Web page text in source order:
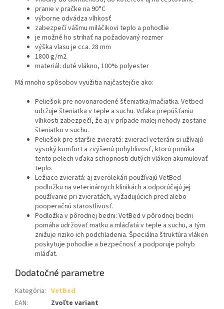
pranie v pračke na 90°C
výborne odvádza vlhkosť
zabezpečí vášmu miláčikovi teplo a pohodlie
je možné ho strihať na požadovaný rozmer
výška vlasu je cca. 28 mm
1800 g/m2
materiál: duté vlákno, 100% polyester
Má mnoho spôsobov využitia najčastejčie ako:
Peliešok pre novonarodené šťeniatka/mačiatka. Vetbed
udržuje šteniatka v teple a suchu. Vďaka prepúšťaniu
vlhkosti zabezpečí, že aj v prípade malej nehody zostane
šteniatko v suchu.
Peliešok pre staršie zvieratá: zvierací veteráni si užívajú
vysoký komfort a zvýšenú pohyblivosť, ktorú ponúka
tento pelech vďaka schopnosti dutých vláken akumulovať
teplo.
Ležiace zvieratá: aj zverolekári používajú VetBed
podložku na veterinárnych klinikách a odporúčajú jej
používanie pri zvieratách, vyžadujúcich pred alebo
pooperačnú starostlivosť.
Podložka v pôrodnej bedni: VetBed v pôrodnej bedni
pomáha udržovať matku a mláďatá v teple a suchu, a tým
znižuje riziko ich podchladenia. Špeciálna štruktúra vláken
poskytuje pohodlie a bezpečnosť a podporuje pohyb
mláďat.
Dodatočné parametre
Kategória: VetBed
EAN: Zvoľte variant